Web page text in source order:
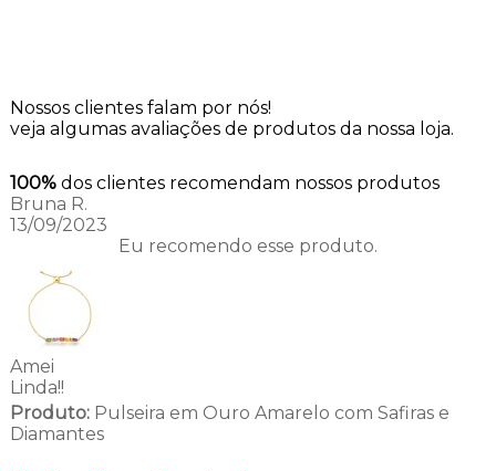
Nossos clientes falam por nós!
veja algumas avaliações de produtos da nossa loja.
100% dos clientes recomendam nossos produtos
Bruna R.
13/09/2023
Eu recomendo esse produto.
Amei
Linda!!
Produto:Pulseira em Ouro Amarelo com Safiras e
Diamantes